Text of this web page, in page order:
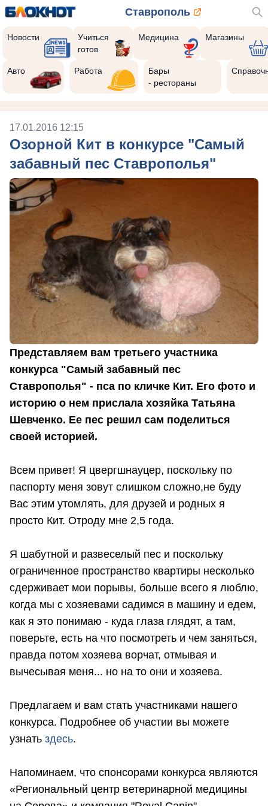
Ставрополь
Новости
Учиться
готов
Медицина Магазины
Авто Работа
Бары
- рестораны
17.01.2016 12:15
Озорной Кит в конкурсе "Самый
забавный пес Ставрополья"
Представляем вам третьего участника
конкурса "Самый забавный пес
Ставрополья" - пса по кличке Кит. Его фото и
историю о нем прислала хозяйка Татьяна
Шевченко. Ее пес решил сам поделиться
своей историей.
Всем привет! Я цвергшнауцер, поскольку по
паспорту меня зовут слишком сложно,не буду
Вас этим утомлять, для друзей и родных я
просто Кит. Отроду мне 2,5 года.
Я шабутной и развеселый пес и поскольку
ограниченное пространство квартиры несколько
сдерживает мои порывы, больше всего я люблю,
когда мы с хозяевами садимся в машину и едем,
как я это понимаю - куда глаза глядят, а там,
поверьте, есть на что посмотреть и чем заняться,
правда потом хозяева ворчат, отмывая и
вычесывая меня... но на то они и хозяева.
Предлагаем и вам стать участниками нашего
конкурса. Подробнее об участии вы можете
узнать здесь.
Напоминаем, что спонсорами конкурса являются
«Региональный центр ветеринарной медицины